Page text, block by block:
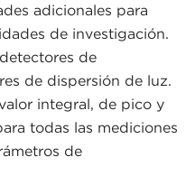
adicionales para
de investigación.
de
de dispersión de luz.
integral, de pico y
todas las mediciones
de